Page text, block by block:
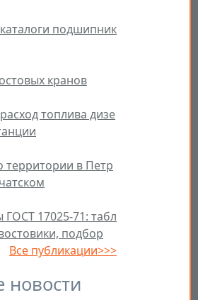
подшипник
кранов
топлива дизе
территории в Петр
17025-71: табл
подбор
Все публикации>>>
новости